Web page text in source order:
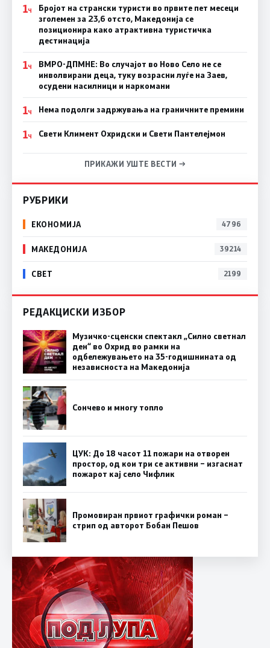
1Ч
Бројот на странски туристи во првите пет месеци
зголемен за 23,6 отсто, Македонија се
позиционира како атрактивна туристичка
дестинација
1Ч
ВМРО-ДПМНЕ: Во случајот во Ново Село не се
инволвирани деца, туку возрасни луѓе на Заев,
осудени насилници и наркомани
1Ч Нема подолги задржувања на граничните премини
1Ч Свети Климент Охридски и Свети Пантелејмон
ПРИКАЖИ УШТЕ ВЕСТИ →
РУБРИКИ
ЕКОНОМИЈА 4796
МАКЕДОНИЈА 39214
СВЕТ 2199
РЕДАКЦИСКИ ИЗБОР
Музичко-сценски спектакл „Силно светнал
ден“ во Охрид во рамки на
одбележувањето на 35-годишнината од
независноста на Македонија
Сончево и многу топло
ЦУК: До 18 часот 11 пожари на отворен
простор, од кои три се активни – изгаснат
пожарот кај село Чифлик
Промовиран првиот графички роман –
стрип од авторот Бобан Пешов